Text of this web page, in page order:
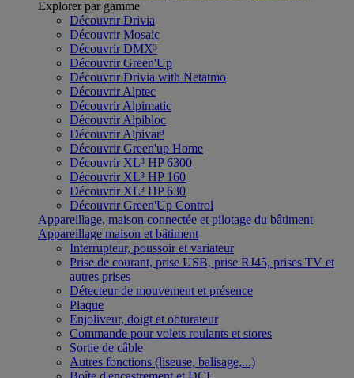
Explorer par gamme
Découvrir Drivia
Découvrir Mosaic
Découvrir DMX³
Découvrir Green'Up
Découvrir Drivia with Netatmo
Découvrir Alptec
Découvrir Alpimatic
Découvrir Alpibloc
Découvrir Alpivar³
Découvrir Green'up Home
Découvrir XL³ HP 6300
Découvrir XL³ HP 160
Découvrir XL³ HP 630
Découvrir Green'Up Control
Appareillage, maison connectée et pilotage du bâtiment
Appareillage maison et bâtiment
Interrupteur, poussoir et variateur
Prise de courant, prise USB, prise RJ45, prises TV et
autres prises
Détecteur de mouvement et présence
Plaque
Enjoliveur, doigt et obturateur
Commande pour volets roulants et stores
Sortie de câble
Autres fonctions (liseuse, balisage,...)